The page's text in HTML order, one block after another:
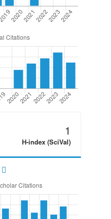
1
H-index (SciVal)